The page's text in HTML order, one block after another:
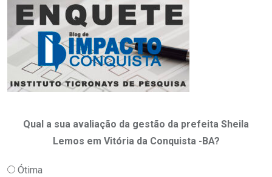
Qual a sua avaliação da gestão da prefeita Sheila
Lemos em Vitória da Conquista -BA?
Ótima